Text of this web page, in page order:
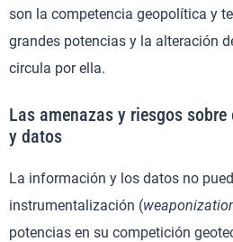
son la competencia geopolítica y
grandes potencias y la alteración
circula por ella.
Las amenazas y riesgos
y datos
La información y los datos no
instrumentalización (
potencias en su competición